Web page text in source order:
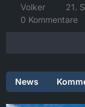
Volker
21.
0 Kommentare
News